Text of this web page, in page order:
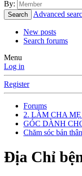
By:
Search Advanced
New posts
Search forums
Menu
Log in
Register
Forums
2. LÀM CHA
GÓC DÀNH
Chăm sóc bản
Địa Chỉ